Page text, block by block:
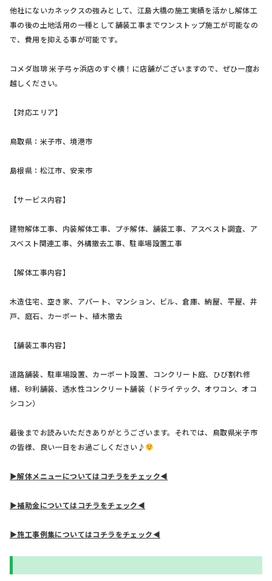
他社にないカネックスの強みとして、江島大橋の施工実績を活かし解体工
事の後の土地活用の一種として舗装工事までワンストップ施工が可能なの
で、費用を抑える事が可能です。
コメダ珈琲 米子弓ヶ浜店のすぐ横！に店舗がございますので、ぜひ一度お
越しください。
【対応エリア】
鳥取県：米子市、境港市
島根県：松江市、安来市
【サービス内容】
建物解体工事、内装解体工事、プチ解体、舗装工事、アスベスト調査、ア
スベスト関連工事、外構撤去工事、駐車場設置工事
【解体工事内容】
木造住宅、空き家、アパート、マンション、ビル、倉庫、納屋、平屋、井
戸、庭石、カーポート、植木撤去
【舗装工事内容】
道路舗装、駐車場設置、カーポート設置、コンクリート庭、ひび割れ修
繕、砂利舗装、透水性コンクリート舗装（ドライテック、オワコン、オコ
シコン）
最後までお読みいただきありがとうございます。それでは、鳥取県米子市
の皆様、良い一日をお過ごしください♪
▶解体メニューについてはコチラをチェック◀
▶補助金についてはコチラをチェック◀
▶施工事例集についてはコチラをチェック◀